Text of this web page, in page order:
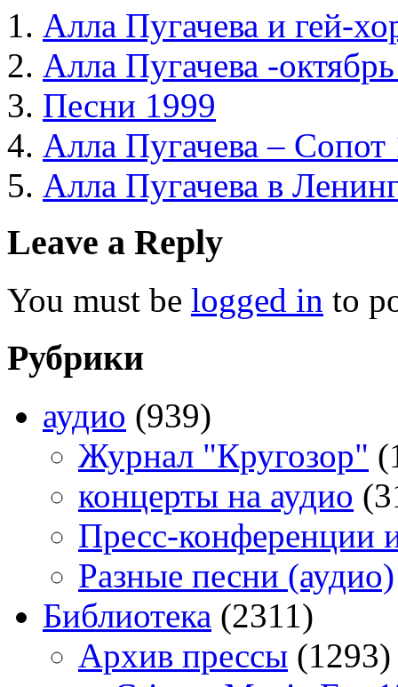
Алла Пугачева и гей-
Алла Пугачева -
Песни 1999
Алла Пугачева – Сопот
Алла Пугачева в
Leave a Reply
You must be logged in to
Рубрики
аудио (939)
Журнал "Кругозор"
концерты на аудио
Пресс-конференции
Разные песни (аудио)
Библиотека (2311)
Архив прессы (1293)